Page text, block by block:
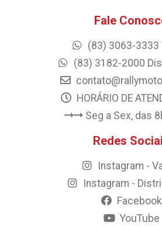
Fale
(83) 3063-3333
(83) 3182-2000
HORÁRIO DE
Seg a Sex, das
Redes
Instagram -
Instagram -
Facebook
YouTube